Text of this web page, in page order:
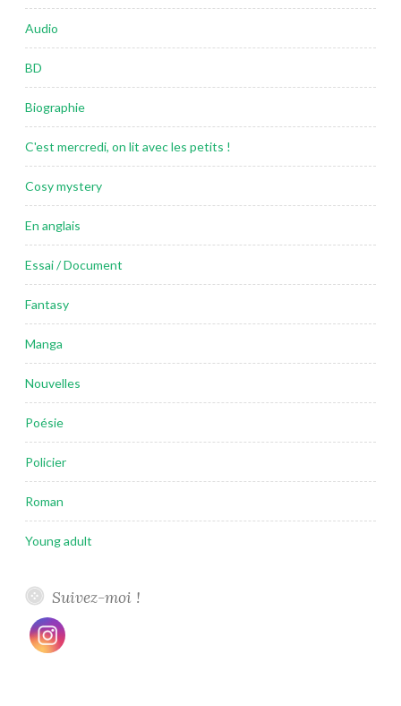
Audio
BD
Biographie
C'est mercredi, on lit avec les petits !
Cosy mystery
En anglais
Essai / Document
Fantasy
Manga
Nouvelles
Poésie
Policier
Roman
Young adult
Suivez-moi !